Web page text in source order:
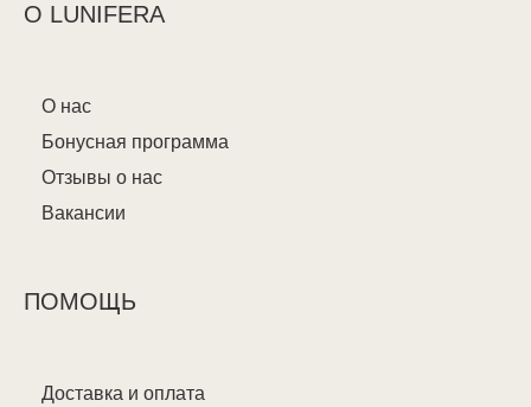
О LUNIFERA
О нас
Бонусная программа
Отзывы о нас
Вакансии
ПОМОЩЬ
Доставка и оплата